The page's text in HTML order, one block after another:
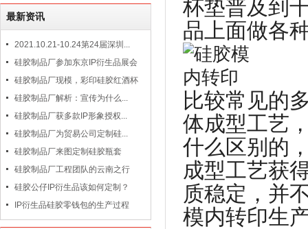
最新资讯
2021.10.21-10.24第24届深圳...
硅胶制品厂参加东京IP衍生品展会
硅胶制品厂现模，彩印硅胶红酒杯
硅胶制品厂解析：宣传为什么...
硅胶制品厂获多款IP形象授权...
硅胶制品厂为贸易公司定制硅...
硅胶制品厂来图定制硅胶瓶套
硅胶制品厂工程团队的云南之行
硅胶公仔IP衍生品该如何定制？
IP衍生品硅胶零钱包的生产过程
杯垫普及到
品上面做各
比较常见的
体成型工艺
什么区别的
成型工艺获
质稳定，并
模内转印生